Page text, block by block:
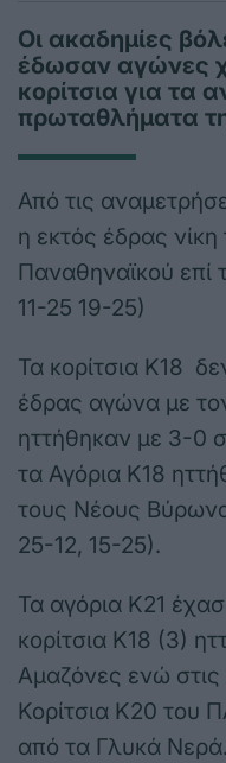
Οι ακαδημίες
έδωσαν αγώνες
κορίτσια για τα
πρωταθλήματα
Από τις
η εκτός έδρας
Παναθηναϊκού επί
11-25 19-25)
Τα κορίτσια Κ18
έδρας αγώνα με
ηττήθηκαν με 3-0
τα Αγόρια Κ18
τους Νέους
25-12, 15-25).
Τα αγόρια Κ21
κορίτσια Κ18 (3)
Αμαζόνες ενώ στις
Κορίτσια Κ20 του
από τα Γλυκά Νερά.